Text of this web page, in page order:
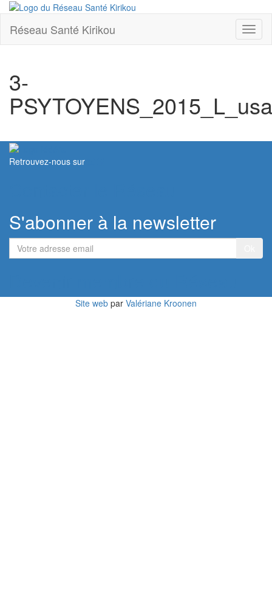
Réseau Santé Kirikou
3-
Retrouvez-nous sur
S'abonner à la newsletter
Votre
adresse
Site web par Valériane Kroonen